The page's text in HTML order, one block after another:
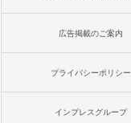
広告掲載のご案内
プライバシーポリシー
インプレスグループ